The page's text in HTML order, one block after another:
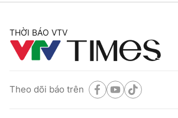
THỜI BÁO VTV
Theo dõi báo trên